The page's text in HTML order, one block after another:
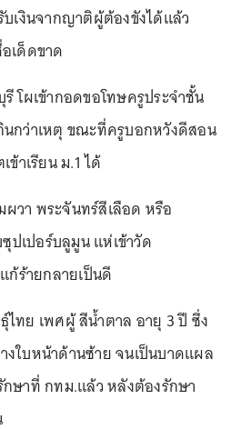
บเงินจากญาติผู้ต้องขังได้แล้ว
เด็ดขาด
โผเข้ากอดขอโทษครูประจำชั้น
กว่าเหตุ ขณะที่ครูบอกหวังดีสอน
าเรียน ม.1 ได้
ผวา พระจันทร์สีเลือด หรือ
ปเปอร์บลูมูน แห่เข้าวัด
ก้ร้ายกลายเป็นดี
ไทย เพศผู้ สีน้ำตาล อายุ 3 ปี ซึ่ง
ใบหน้าด้านซ้าย จนเป็นบาดแผล
ษาที่ กทม.แล้ว หลังต้องรักษา